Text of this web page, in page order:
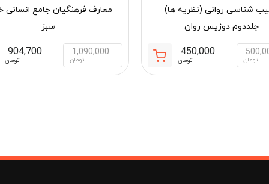
شناسی روانی (نظریه ها)
جلددوم دوزیس روان
تومان
قیمت
اصلی:
450,000
تومان
قیمت
فعلی:
معارف فرهنگیان جامع انسانی
سبز
1,090,000
تومان
904,700
تومان